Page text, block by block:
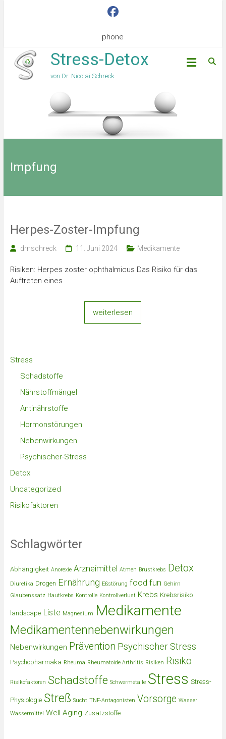
phone
Stress-Detox
von Dr. Nicolai Schreck
Impfung
Herpes-Zoster-Impfung
drnschreck 11. Juni 2024 Medikamente
Risiken: Herpes zoster ophthalmicus Das Risiko für das
Auftreten eines
weiterlesen
Stress
Schadstoffe
Nährstoffmängel
Antinährstoffe
Hormonstörungen
Nebenwirkungen
Psychischer-Stress
Detox
Uncategorized
Risikofaktoren
Schlagwörter
Abhängigkeit Anorexie Arzneimittel Atmen Brustkrebs Detox
Diuretika Drogen Ernährung Eßstörung food fun Gehirn
Glaubenssatz Hautkrebs Kontrolle Kontrollverlust Krebs Krebsrisiko
landscape Liste Magnesium Medikamente
Medikamentennebenwirkungen
Nebenwirkungen Prävention Psychischer Stress
Psychopharmaka Rheuma Rheumatoide Arthritis Risiken Risiko
Risikofaktoren Schadstoffe Schwermetalle Stress Stress-
Physiologie Streß Sucht TNF-Antagonisten Vorsorge Wasser
Wassermittel Well Aging Zusatzstoffe